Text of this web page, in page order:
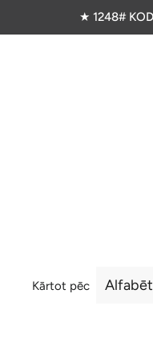
★ 1248#
Kārtot pēc